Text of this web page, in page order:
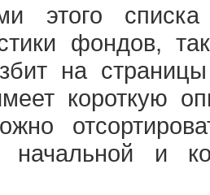
этого
фондов,
на
короткую
начальной и